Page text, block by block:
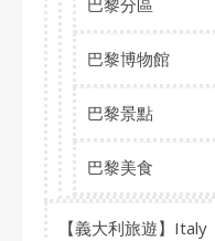
巴黎分區
巴黎博物館
巴黎景點
巴黎美食
【義大利旅遊】Italy